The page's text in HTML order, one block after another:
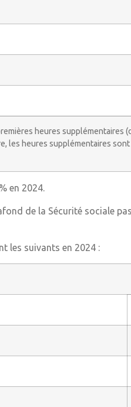
heures supplémentaires
les heures supplémentaires
en 2024.
de la Sécurité sociale
les suivants en 2024 :